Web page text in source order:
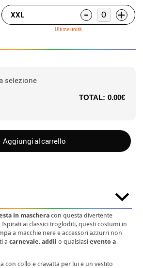
XXL - +
Ultime unità
selezione
TOTAL: 0.00€
Aggiungi al carrello
in maschera con questa divertente
Ispirati ai classici trogloditi, questi costumi in
a macchie nere e accessori azzurri non
acarnevale,addii o qualsiasievento a
con collo e cravatta per lui e un vestito